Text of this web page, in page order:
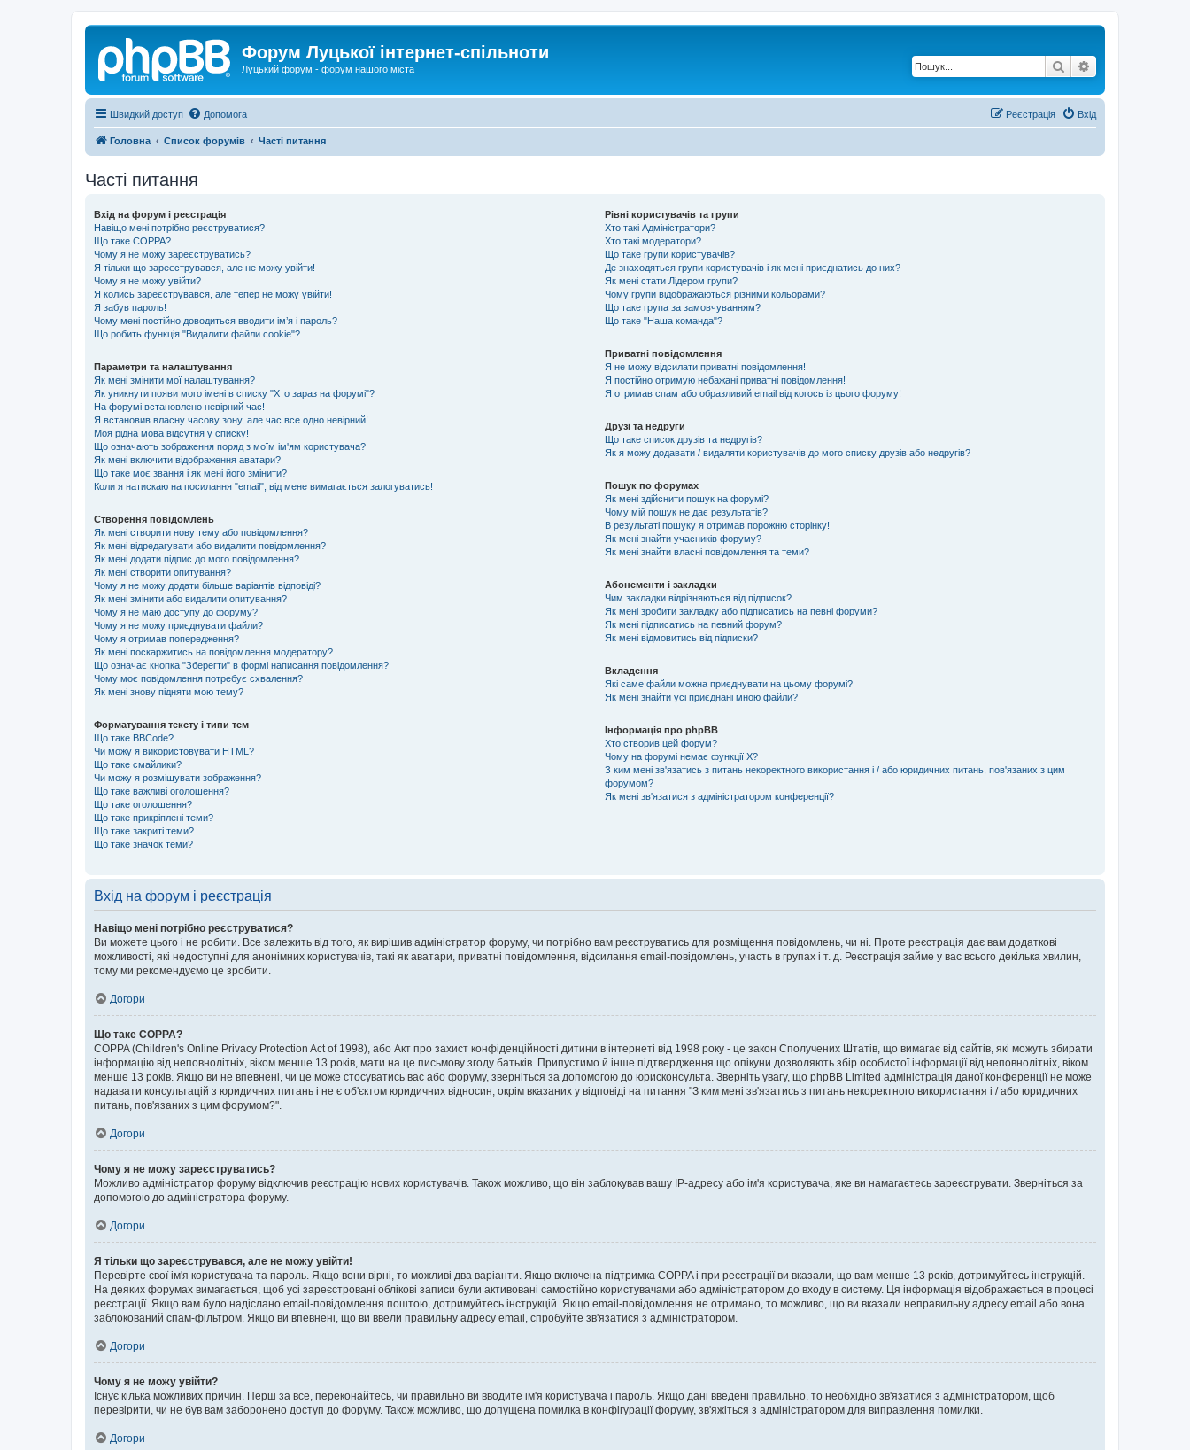
Форум Луцької інтернет-спільноти
Луцький форум - форум нашого міста Пошук
Швидкий доступ Допомога Вхід
Реєстрація
Головна Список форумів Часті питання
Часті питання
Вхід на форум і реєстрація
Навіщо мені потрібно реєструватися?
Що таке COPPA?
Чому я не можу зареєструватись?
Я тільки що зареєструвався, але не можу увійти!
Чому я не можу увійти?
Я колись зареєструвався, але тепер не можу увійти!
Я забув пароль!
Чому мені постійно доводиться вводити ім’я і пароль?
Що робить функція "Видалити файли cookie"?
Параметри та налаштування
Як мені змінити мої налаштування?
Як уникнути появи мого імені в списку "Хто зараз на форумі"?
На форумі встановлено невірний час!
Я встановив власну часову зону, але час все одно невірний!
Моя рідна мова відсутня у списку!
Що означають зображення поряд з моїм ім'ям користувача?
Як мені включити відображення аватари?
Що таке моє звання і як мені його змінити?
Коли я натискаю на посилання "email", від мене вимагається залогуватись!
Створення повідомлень
Як мені створити нову тему або повідомлення?
Як мені відредагувати або видалити повідомлення?
Як мені додати підпис до мого повідомлення?
Як мені створити опитування?
Чому я не можу додати більше варіантів відповіді?
Як мені змінити або видалити опитування?
Чому я не маю доступу до форуму?
Чому я не можу приєднувати файли?
Чому я отримав попередження?
Як мені поскаржитись на повідомлення модератору?
Що означає кнопка "Зберегти" в формі написання повідомлення?
Чому моє повідомлення потребує схвалення?
Як мені знову підняти мою тему?
Форматування тексту і типи тем
Що таке BBCode?
Чи можу я використовувати HTML?
Що таке смайлики?
Чи можу я розміщувати зображення?
Що таке важливі оголошення?
Що таке оголошення?
Що таке прикріплені теми?
Що таке закриті теми?
Що таке значок теми?
Рівні користувачів та групи
Хто такі Адміністратори?
Хто такі модератори?
Що таке групи користувачів?
Де знаходяться групи користувачів і як мені приєднатись до них?
Як мені стати Лідером групи?
Чому групи відображаються різними кольорами?
Що таке група за замовчуванням?
Що таке "Наша команда"?
Приватні повідомлення
Я не можу відсилати приватні повідомлення!
Я постійно отримую небажані приватні повідомлення!
Я отримав спам або образливий email від когось із цього форуму!
Друзі та недруги
Що таке список друзів та недругів?
Як я можу додавати / видаляти користувачів до мого списку друзів або недругів?
Пошук по форумах
Як мені здійснити пошук на форумі?
Чому мій пошук не дає результатів?
В результаті пошуку я отримав порожню сторінку!
Як мені знайти учасників форуму?
Як мені знайти власні повідомлення та теми?
Абонементи і закладки
Чим закладки відрізняються від підписок?
Як мені зробити закладку або підписатись на певні форуми?
Як мені підписатись на певний форум?
Як мені відмовитись від підписки?
Вкладення
Які саме файли можна приєднувати на цьому форумі?
Як мені знайти усі приєднані мною файли?
Інформація про phpBB
Хто створив цей форум?
Чому на форумі немає функції X?
З ким мені зв'язатись з питань некоректного використання і / або юридичних питань, пов'язаних з цим
форумом?
Як мені зв'язатися з адміністратором конференції?
Вхід на форум і реєстрація
Навіщо мені потрібно реєструватися?
Ви можете цього і не робити. Все залежить від того, як вирішив адміністратор форуму, чи потрібно вам реєструватись для розміщення повідомлень, чи ні. Проте реєстрація дає вам додаткові
можливості, які недоступні для анонімних користувачів, такі як аватари, приватні повідомлення, відсилання email-повідомлень, участь в групах і т. д. Реєстрація займе у вас всього декілька хвилин,
тому ми рекомендуємо це зробити.
Догори
Що таке COPPA?
COPPA (Children's Online Privacy Protection Act of 1998), або Акт про захист конфіденційності дитини в інтернеті від 1998 року - це закон Сполучених Штатів, що вимагає від сайтів, які можуть збирати
інформацію від неповнолітніх, віком менше 13 років, мати на це письмову згоду батьків. Припустимо й інше підтвердження що опікуни дозволяють збір особистої інформації від неповнолітніх, віком
менше 13 років. Якщо ви не впевнені, чи це може стосуватись вас або форуму, зверніться за допомогою до юрисконсульта. Зверніть увагу, що phpBB Limited адміністрація даної конференції не може
надавати консультацій з юридичних питань і не є об'єктом юридичних відносин, окрім вказаних у відповіді на питання "З ким мені зв'язатись з питань некоректного використання і / або юридичних
питань, пов'язаних з цим форумом?".
Догори
Чому я не можу зареєструватись?
Можливо адміністратор форуму відключив реєстрацію нових користувачів. Також можливо, що він заблокував вашу IP-адресу або ім'я користувача, яке ви намагаєтесь зареєструвати. Зверніться за
допомогою до адміністратора форуму.
Догори
Я тільки що зареєструвався, але не можу увійти!
Перевірте свої ім'я користувача та пароль. Якщо вони вірні, то можливі два варіанти. Якщо включена підтримка COPPA і при реєстрації ви вказали, що вам менше 13 років, дотримуйтесь інструкцій.
На деяких форумах вимагається, щоб усі зареєстровані облікові записи були активовані самостійно користувачами або адміністратором до входу в систему. Ця інформація відображається в процесі
реєстрації. Якщо вам було надіслано email-повідомлення поштою, дотримуйтесь інструкцій. Якщо email-повідомлення не отримано, то можливо, що ви вказали неправильну адресу email або вона
заблокований спам-фільтром. Якщо ви впевнені, що ви ввели правильну адресу email, спробуйте зв'язатися з адміністратором.
Догори
Чому я не можу увійти?
Існує кілька можливих причин. Перш за все, переконайтесь, чи правильно ви вводите ім'я користувача і пароль. Якщо дані введені правильно, то необхідно зв'язатися з адміністратором, щоб
перевірити, чи не був вам заборонено доступ до форуму. Також можливо, що допущена помилка в конфігурації форуму, зв'яжіться з адміністратором для виправлення помилки.
Догори